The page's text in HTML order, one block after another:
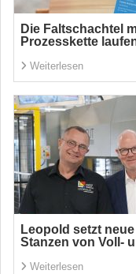
Die Faltschachtel
Prozesskette
Weiterlesen
Leopold setzt
Stanzen von Voll-
Weiterlesen